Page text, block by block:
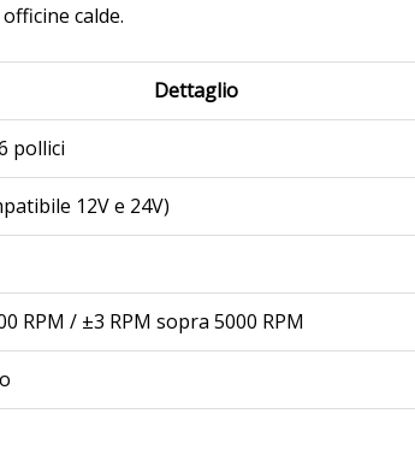
calde.
Dettaglio
pollici
12V e 24V)
RPM / ±3 RPM sopra 5000 RPM